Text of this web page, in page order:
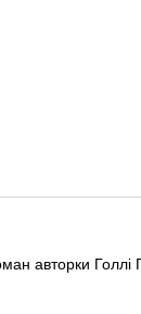
авторки Голлі